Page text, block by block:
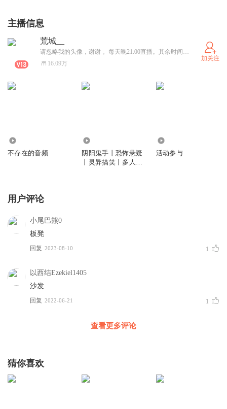
主播信息
荒城__
请忽略我的头像，谢谢 。每天晚21:00直播。其余时间随机。 群 ：322515603（已满）群2：193929987
16.09万
加关注
不存在的音频
阴阳鬼手丨恐怖悬疑
丨灵异搞笑丨多人有
活动参与
用户评论
小尾巴熊0
板凳
回复 2023-08-10 1
以西结Ezekiel1405
沙发
回复 2022-06-21 1
查看更多评论
猜你喜欢